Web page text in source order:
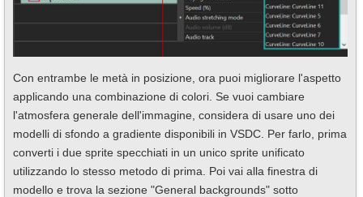
Con entrambe le metà in posizione, ora puoi migliorare l'aspetto
applicando una combinazione di colori. Se vuoi cambiare
l'atmosfera generale dell'immagine, considera di usare uno dei
modelli di sfondo a gradiente disponibili in VSDC. Per farlo, prima
converti i due sprite specchiati in un unico sprite unificato
utilizzando lo stesso metodo di prima. Poi vai alla finestra di
modello e trova la sezione "General backgrounds" sotto